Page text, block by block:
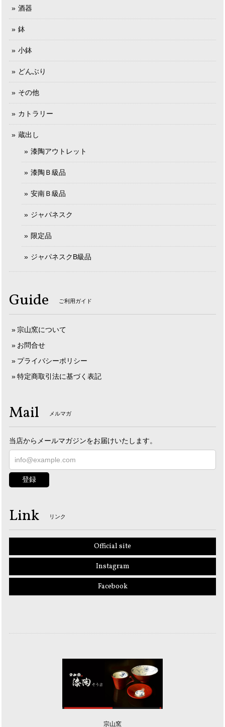
酒器
鉢
小鉢
どんぶり
その他
カトラリー
蔵出し
漆陶アウトレット
漆陶Ｂ級品
安南Ｂ級品
ジャパネスク
限定品
ジャパネスクB級品
Guide ご利用ガイド
宗山窯について
お問合せ
プライバシーポリシー
特定商取引法に基づく表記
Mail メルマガ
当店からメールマガジンをお届けいたします。
登録
Link リンク
Official site
Instagram
Facebook
宗山窯